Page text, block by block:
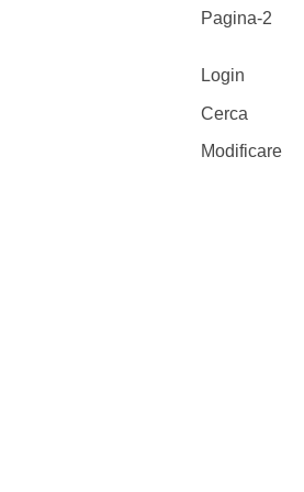
Pagina-2
Login
Cerca
Modificare